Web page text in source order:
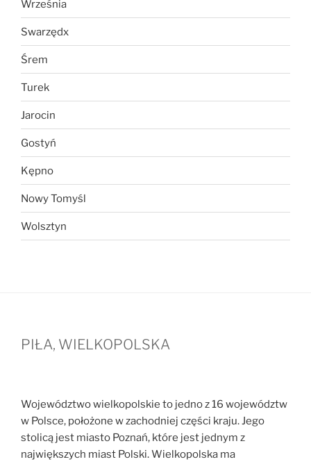
Września
Swarzędx
Śrem
Turek
Jarocin
Gostyń
Kępno
Nowy Tomyśl
Wolsztyn
PIŁA, WIELKOPOLSKA
Województwo wielkopolskie to jedno z 16 województw
w Polsce, położone w zachodniej części kraju. Jego
stolicą jest miasto Poznań, które jest jednym z
największych miast Polski. Wielkopolska ma